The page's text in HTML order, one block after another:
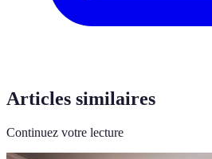
Articles similaires
Continuez votre lecture